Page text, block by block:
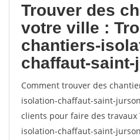
Trouver des
votre ville :
chantiers-
chaffaut-
Comment trouver des
isolation-chaffaut-saint-
clients pour faire des
isolation-chaffaut-saint-